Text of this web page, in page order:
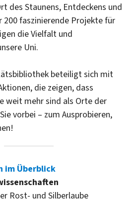
des Staunens, Entdeckens und
200 faszinierende Projekte für
die Vielfalt und
Uni.
beteiligt sich mit
die zeigen, dass
weit mehr sind als Orte der
vorbei – zum Ausprobieren,
im Überblick
Rost- und Silberlaube